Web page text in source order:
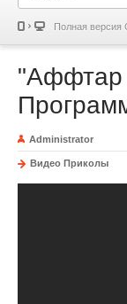
Полная версия
"Аффтар
Administrator
Видео Приколы